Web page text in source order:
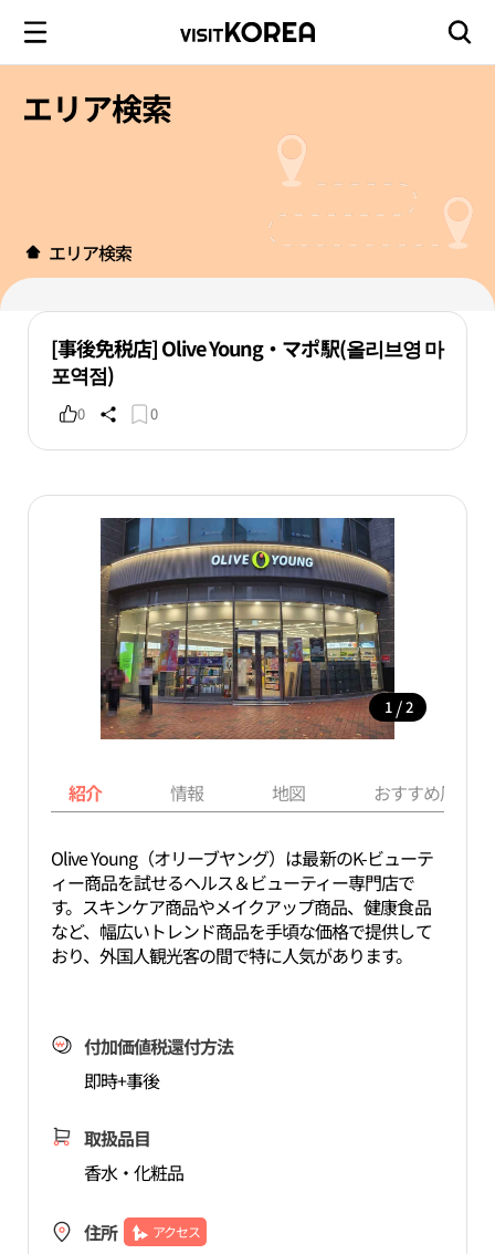
エリア検索
エリア検索
[事後免税店] Olive Young・マポ駅(올리브영 마
포역점)
0 0
1 / 2
紹介 情報 地図 おすすめ周辺
Olive Young（オリーブヤング）は最新のK-ビューテ
ィー商品を試せるヘルス＆ビューティー専門店で
す。スキンケア商品やメイクアップ商品、健康食品
など、幅広いトレンド商品を手頃な価格で提供して
おり、外国人観光客の間で特に人気があります。
付加価値税還付方法
即時+事後
取扱品目
香水・化粧品
住所 アクセス